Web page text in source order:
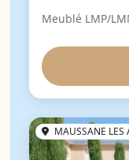
Meublé LMP/
MAUSSANE LES